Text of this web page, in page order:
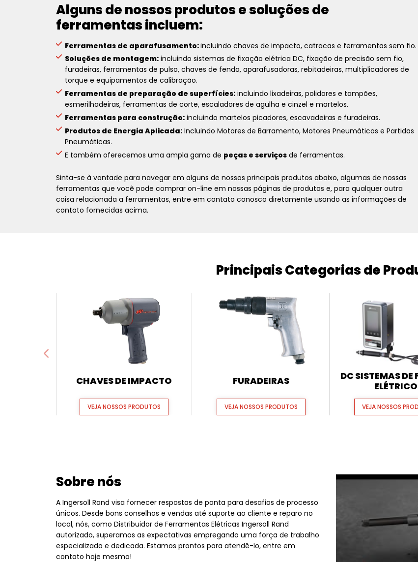
Alguns de nossos produtos e soluções de
ferramentas incluem:
Ferramentas de aparafusamento:incluindo chaves de impacto, catracas e ferramentas sem fio.
Soluções de montagem: incluindo sistemas de fixação elétrica DC, fixação de precisão sem fio,
furadeiras, ferramentas de pulso, chaves de fenda, aparafusadoras, rebitadeiras, multiplicadores de
torque e equipamentos de calibração.
Ferramentas de preparação de superfícies: incluindo lixadeiras, polidores e tampões,
esmerilhadeiras, ferramentas de corte, escaladores de agulha e cinzel e martelos.
Ferramentas para construção: incluindo martelos picadores, escavadeiras e furadeiras.
Produtos de Energia Aplicada: Incluindo Motores de Barramento, Motores Pneumáticos e Partidas
Pneumáticas.
E também oferecemos uma ampla gama de peças e serviços de ferramentas.
Sinta-se à vontade para navegar em alguns de nossos principais produtos abaixo, algumas de nossas
ferramentas que você pode comprar on-line em nossas páginas de produtos e, para qualquer outra
coisa relacionada a ferramentas, entre em contato conosco diretamente usando as informações de
contato fornecidas acima.
Principais Categorias de
CHAVES DE IMPACTO
VEJA NOSSOS PRODUTOS
FURADEIRAS
VEJA NOSSOS PRODUTOS
DC SISTEMAS
VEJA NOSSOS
Sobre nós
A Ingersoll Rand visa fornecer respostas de ponta para desafios de processo
únicos. Desde bons conselhos e vendas até suporte ao cliente e reparo no
local, nós, como Distribuidor de Ferramentas Elétricas Ingersoll Rand
autorizado, superamos as expectativas empregando uma força de trabalho
especializada e dedicada. Estamos prontos para atendê-lo, entre em
contato hoje mesmo!